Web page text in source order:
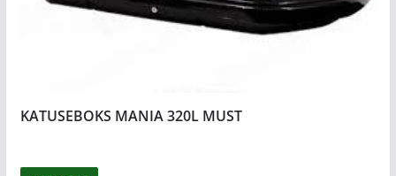
KATUSEBOKS MANIA 320L MUST